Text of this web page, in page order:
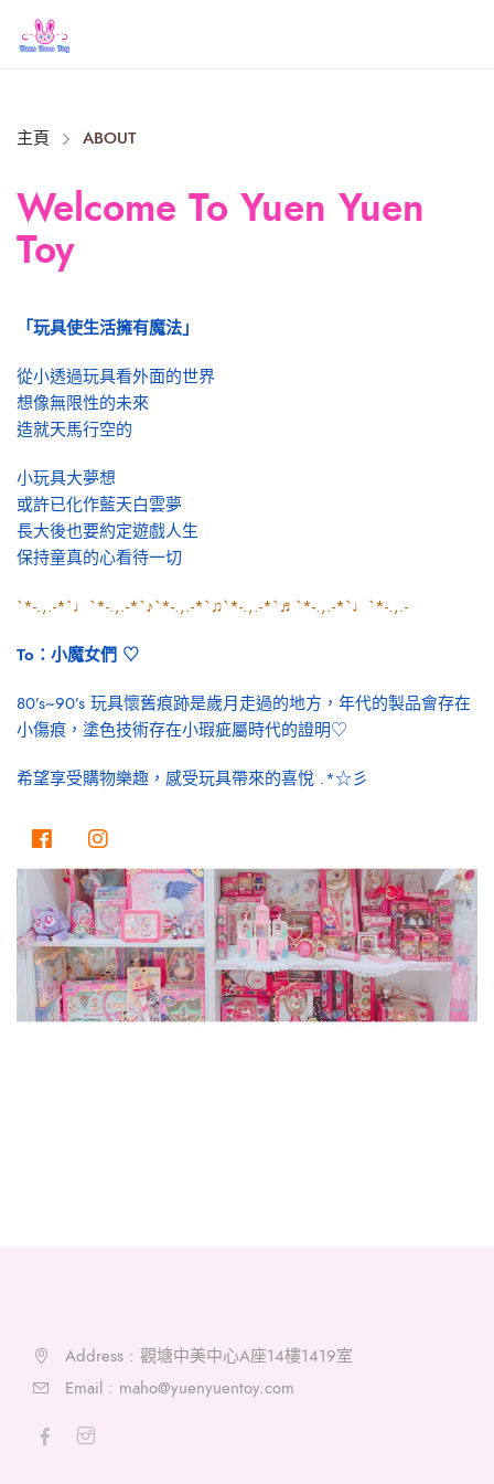
主頁 ABOUT
Welcome To Yuen Yuen
Toy
「玩具使生活擁有魔法」
從小透過玩具看外面的世界
想像無限性的未來
造就天馬行空的
小玩具大夢想
或許已化作藍天白雲夢
長大後也要約定遊戲人生
保持童真的心看待一切
`*-.,.-*`♩`*-.,.-*`♪`*-.,.-*`♫`*-.,.-*`♬`*-.,.-*`♩`*-.,.-
To：小魔女們 ♡
80’s~90’s 玩具懷舊痕跡是歲月走過的地方，年代的製品會存在
小傷痕，塗色技術存在小瑕疵屬時代的證明♡
希望享受購物樂趣，感受玩具帶來的喜悅 .*☆彡
Address : 觀塘中美中心A座14樓1419室
Email : maho@yuenyuentoy.com
Close